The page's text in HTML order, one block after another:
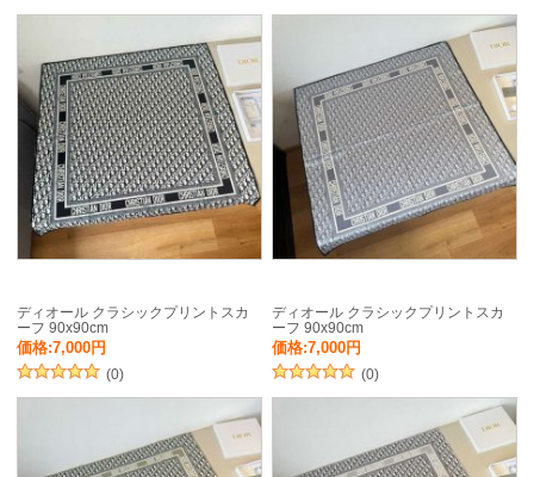
ディオール クラシックプリントスカ
ーフ 90x90cm
価格:7,000円
(0)
ディオール クラシックプリントスカ
ーフ 90x90cm
価格:7,000円
(0)